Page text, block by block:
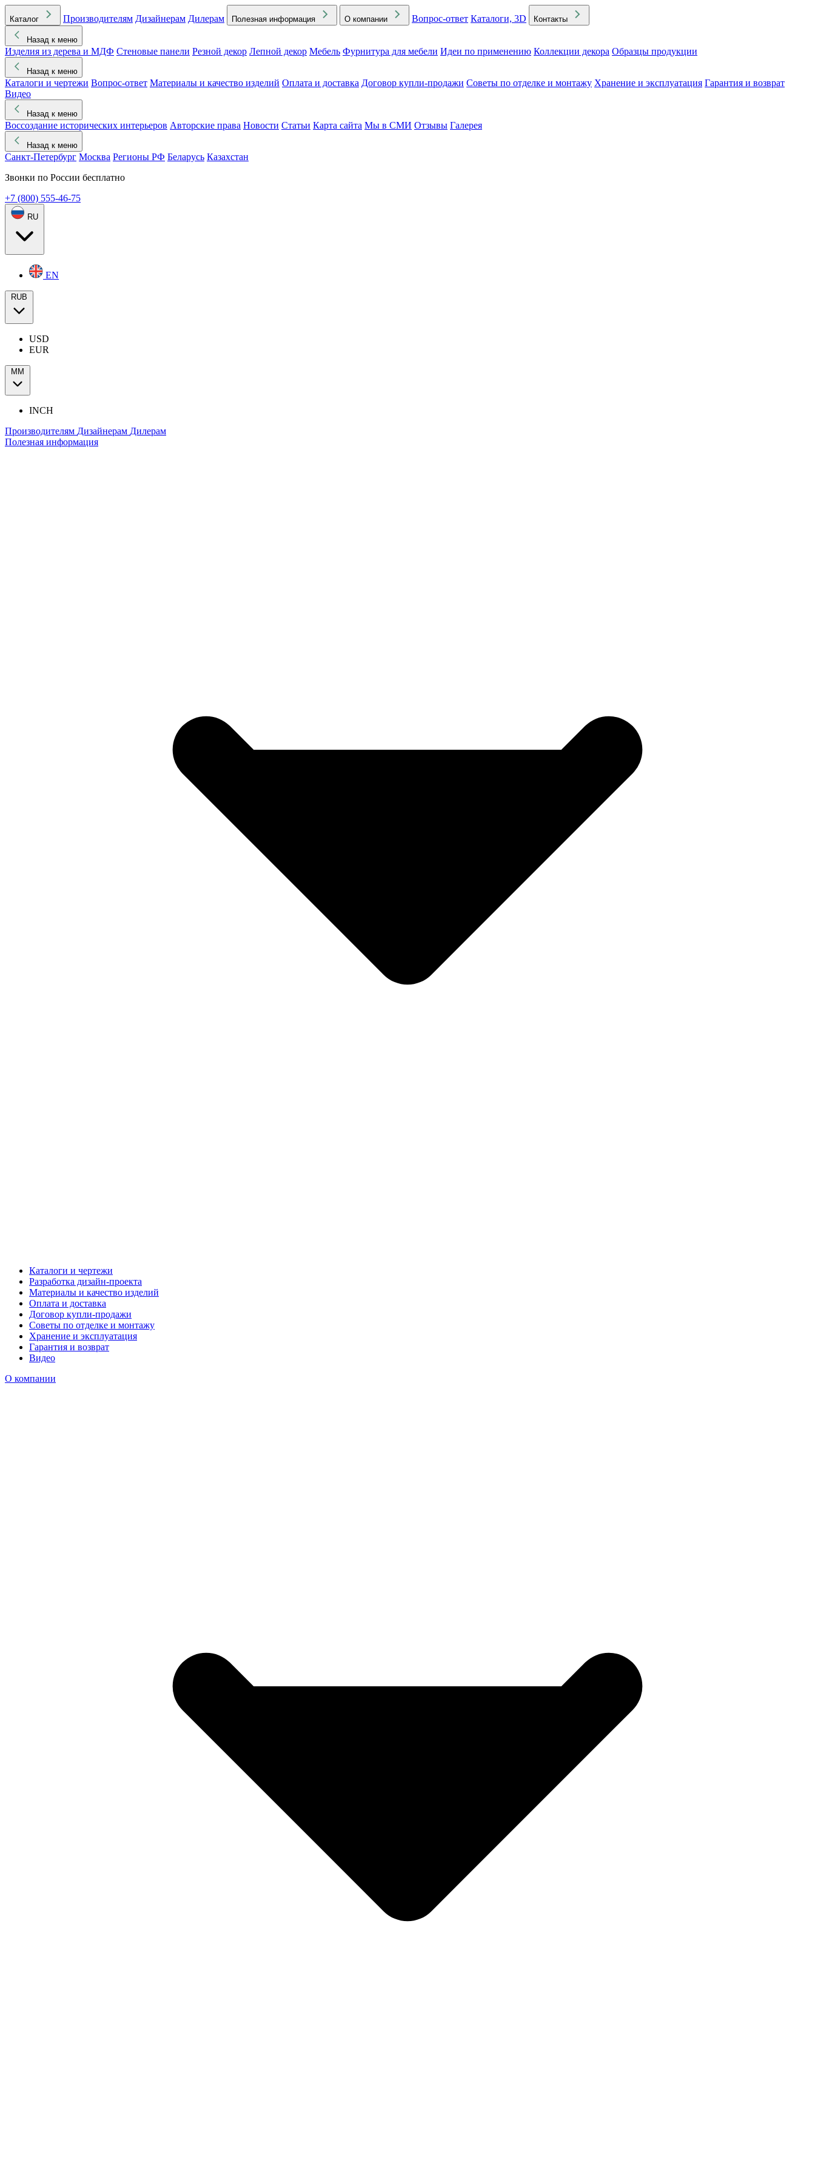
Каталог Производителям Дизайнерам Дилерам Полезная информация О компании Вопрос-ответ Каталоги, 3D Контакты
Назад к меню
Изделия из дерева и МДФ Стеновые панели Резной декор Лепной декор Мебель Фурнитура для мебели Идеи по применению Коллекции декора Образцы продукции
Назад к меню
Каталоги и чертежи Вопрос-ответ Материалы и качество изделий Оплата и доставка Договор купли-продажи Советы по отделке и монтажу Хранение и эксплуатация Гарантия и возврат
Видео
Назад к меню
Воссоздание исторических интерьеров Авторские права Новости Статьи Карта сайта Мы в СМИ Отзывы Галерея
Назад к меню
Санкт-Петербург Москва Регионы РФ Беларусь Казахстан
Звонки по России бесплатно
+7 (800) 555-46-75
RU
EN
RUB
USD
EUR
ММ
INCH
Производителям Дизайнерам Дилерам
Полезная информация
Каталоги и чертежи
Разработка дизайн-проекта
Материалы и качество изделий
Оплата и доставка
Договор купли-продажи
Советы по отделке и монтажу
Хранение и эксплуатация
Гарантия и возврат
Видео
О компании